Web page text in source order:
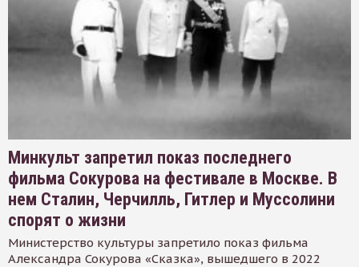
Минкульт запретил показ последнего
фильма Сокурова на фестивале в Москве. В
нем Сталин, Черчилль, Гитлер и Муссолини
спорят о жизни
Министерство культуры запретило показ фильма
Александра Сокурова «Сказка», вышедшего в 2022